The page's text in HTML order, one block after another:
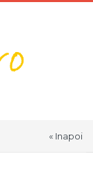
« Inapoi